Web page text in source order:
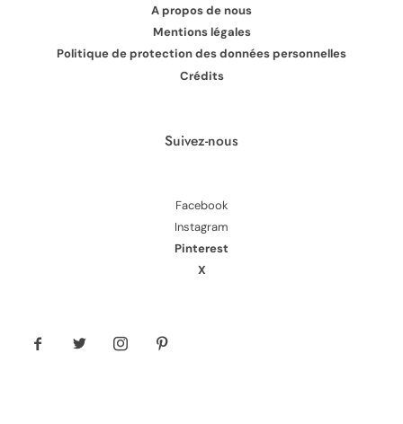
A propos de nous
Mentions légales
Politique de protection des données personnelles
Crédits
Suivez-nous
Facebook
Instagram
Pinterest
X